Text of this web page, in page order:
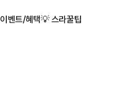
이벤트/혜택💡 스라꿀팁